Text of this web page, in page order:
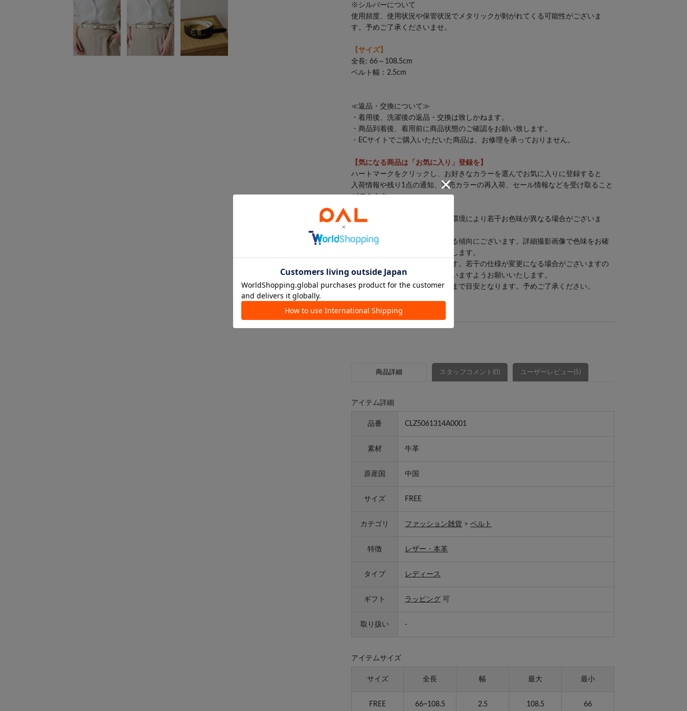
※シルバーについて
使用頻度、使用状況や保管状況でメタリックが剝がれてくる可能性がございま
す。予めご了承くださいませ。
【サイズ】
全長: 66～108.5cm
ベルト幅：2.5cm
≪返品・交換について≫
・着用後、洗濯後の返品・交換は致しかねます。
・商品到着後、着用前に商品状態のご確認をお願い致します。
・ECサイトでご購入いただいた商品は、お修理を承っておりません。
【気になる商品は「お気に入り」登録を】
ハートマークをクリックし、お好きなカラーを選んでお気に入りに登録すると
入荷情報や残り1点の通知、完売カラーの再入荷、セール情報などを受け取ること
ができます。
※撮影場所やお使いのモニター環境により若干お色味が異なる場合がございま
特にロケの撮影では明るく見える傾向にございます。詳細撮影画像で色味をお確
かめくださいます様お願いいたします。
※サンプルで撮影をしております。若干の仕様が変更になる場合がございますの
で予めご了承の上ご注文くださいますようお願いいたします。
※サンプルでの採寸のためあくまで目安となります。予めご了承ください。
商品詳細 スタッフコメント(0) ユーザーレビュー(5)
アイテム詳細
品番 CLZ5061314A0001
素材 牛革
原産国 中国
サイズ FREE
カテゴリ ファッション雑貨 > ベルト
特徴 レザー・本革
タイプ レディース
ギフト ラッピング 可
取り扱い -
アイテムサイズ
サイズ 全長 幅 最大 最小
FREE 66~108.5 2.5 108.5 66